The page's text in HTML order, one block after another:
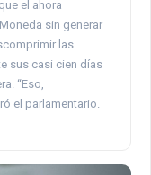
el ahora
sin generar
las
sus casi cien días
“Eso,
el parlamentario.